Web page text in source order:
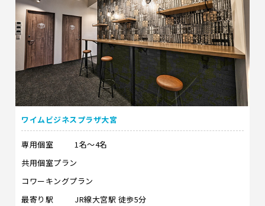
ワイムビジネスプラザ大宮
専用個室
1名～4名
共用個室プラン
コワーキングプラン
最寄り駅
JR線大宮駅 徒歩5分